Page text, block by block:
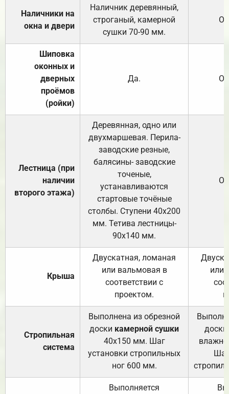
Наличники на
окна и двери
Наличник деревянный,
строганый, камерной
сушки 70-90 мм.
Шиповка
оконных и
дверных
проёмов
(ройки)
Да.
Лестница (при
наличии
второго этажа)
Деревянная, одно или
двухмаршевая. Перила-
заводские резные,
балясины- заводские
точеные,
устанавливаются
стартовые точёные
столбы. Ступени 40х200
мм. Тетива лестницы-
90х140 мм.
Крыша
Двускатная, ломаная
или вальмовая в
соответствии с
проектом.
или
Стропильная
система
Выполнена из обрезной
доски камерной сушки
40х150 мм. Шаг
установки стропильных
ног 600 мм.
доски
Выполняется